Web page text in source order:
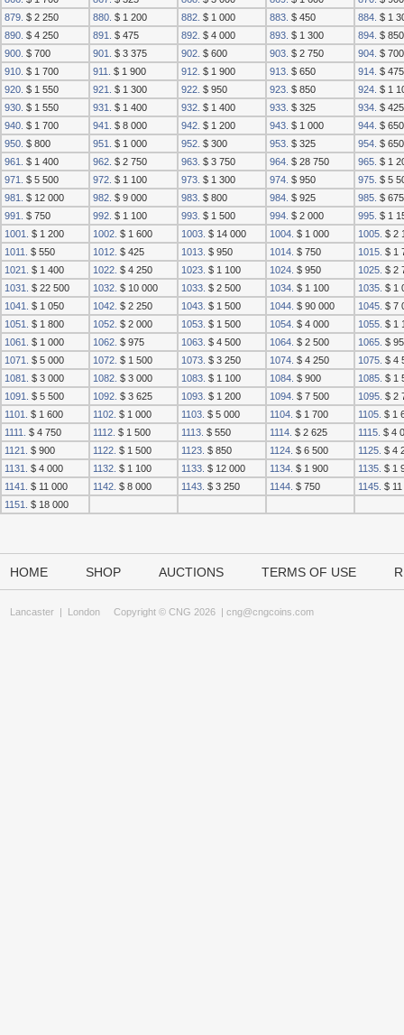
879. $ 2 250 880. $ 1 200 882. $ 1 000 883. $ 450 884. $ 1
890. $ 4 250 891. $ 475 892. $ 4 000 893. $ 1 300 894. $ 850
900. $ 700 901. $ 3 375 902. $ 600 903. $ 2 750 904. $ 700
910. $ 1 700 911. $ 1 900 912. $ 1 900 913. $ 650 914. $ 475
920. $ 1 550 921. $ 1 300 922. $ 950 923. $ 850 924. $ 1
930. $ 1 550 931. $ 1 400 932. $ 1 400 933. $ 325 934. $ 425
940. $ 1 700 941. $ 8 000 942. $ 1 200 943. $ 1 000 944. $ 650
950. $ 800 951. $ 1 000 952. $ 300 953. $ 325 954. $ 650
961.
$ 1 400 962. $ 2 750 963. $ 3 750 964. $ 28 750 965. $ 1
971.
$ 5 500 972. $ 1 100 973. $ 1 300 974. $ 950 975. $ 5
981.
$ 12 000 982. $ 9 000 983. $ 800 984. $ 925 985. $ 675
991.
$ 750 992. $ 1 100 993. $ 1 500 994. $ 2 000 995. $ 1
1001.
$ 1 200 1002. $ 1 600 1003. $ 14 000 1004. $ 1 000 1005. $ 2
1011.
$ 550 1012. $ 425 1013. $ 950 1014. $ 750 1015. $ 1
1021.
$ 1 400 1022. $ 4 250 1023. $ 1 100 1024. $ 950 1025. $ 2
1031.
$ 22 500 1032. $ 10 000 1033. $ 2 500 1034. $ 1 100 1035. $ 1
1041.
$ 1 050 1042. $ 2 250 1043. $ 1 500 1044. $ 90 000 1045. $ 7
1051.
$ 1 800 1052. $ 2 000 1053. $ 1 500 1054. $ 4 000 1055. $ 1
1061.
$ 1 000 1062. $ 975 1063. $ 4 500 1064. $ 2 500 1065. $
1071.
$ 5 000 1072. $ 1 500 1073. $ 3 250 1074. $ 4 250 1075. $ 4
1081.
$ 3 000 1082. $ 3 000 1083. $ 1 100 1084. $ 900 1085. $ 1
1091.
$ 5 500 1092. $ 3 625 1093. $ 1 200 1094. $ 7 500 1095. $ 2
1101.
$ 1 600 1102. $ 1 000 1103. $ 5 000 1104. $ 1 700 1105. $ 1
1111.
$ 4 750 1112. $ 1 500 1113. $ 550 1114. $ 2 625 1115. $ 4
1121.
$ 900 1122. $ 1 500 1123. $ 850 1124. $ 6 500 1125. $ 4
1131.
$ 4 000 1132. $ 1 100 1133. $ 12 000 1134. $ 1 900 1135. $ 1
1141.
$ 11 000 1142. $ 8 000 1143. $ 3 250 1144. $ 750 1145. $
1151.
$ 18 000
HOME SHOP AUCTIONS TERMS OF USE
Lancaster | London Copyright © CNG 2026 | cng@cngcoins.com